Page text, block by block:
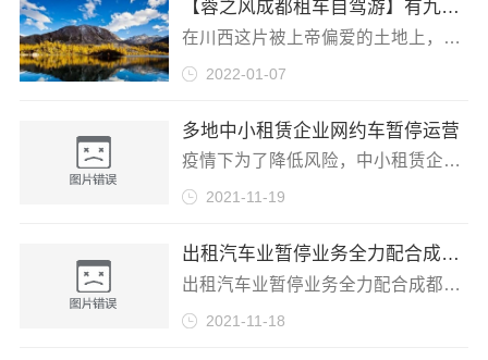
【蓉之风成都租车自驾游】有九寨沟美景，四川还有这样漂亮的地方
在川西这片被上帝偏爱的土地上，有许多美丽的风景，但你是否还是一直停留在九寨沟，木格措这些为人熟知的景点中？其实在川西这片神奇的土地上远远不止
2022-01-07
多地中小租赁企业网约车暂停运营
疫情下为了降低风险，中小租赁企业的网约车暂停运营 。现在疫情挺严重，街道上的车流量比以往冷清许多，可是网约车的反应十分迅速。安全隐患较高，近
2021-11-19
出租汽车业暂停业务全力配合成都疫情防控
出租汽车业暂停业务全力配合成都疫情防控，某交通运输局综合行政执法大队每一天派出执法人员超过16人、安排车辆4次不定时采取定点检查和流动巡查相
2021-11-18